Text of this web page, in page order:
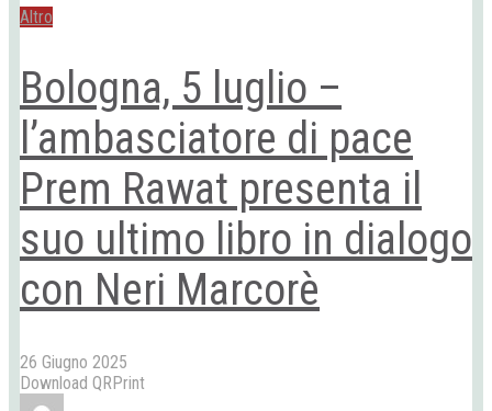
Altro
Bologna, 5 luglio –
l’ambasciatore di pace
Prem Rawat presenta il
suo ultimo libro in dialogo
con Neri Marcorè
26 Giugno 2025
Download QRPrint